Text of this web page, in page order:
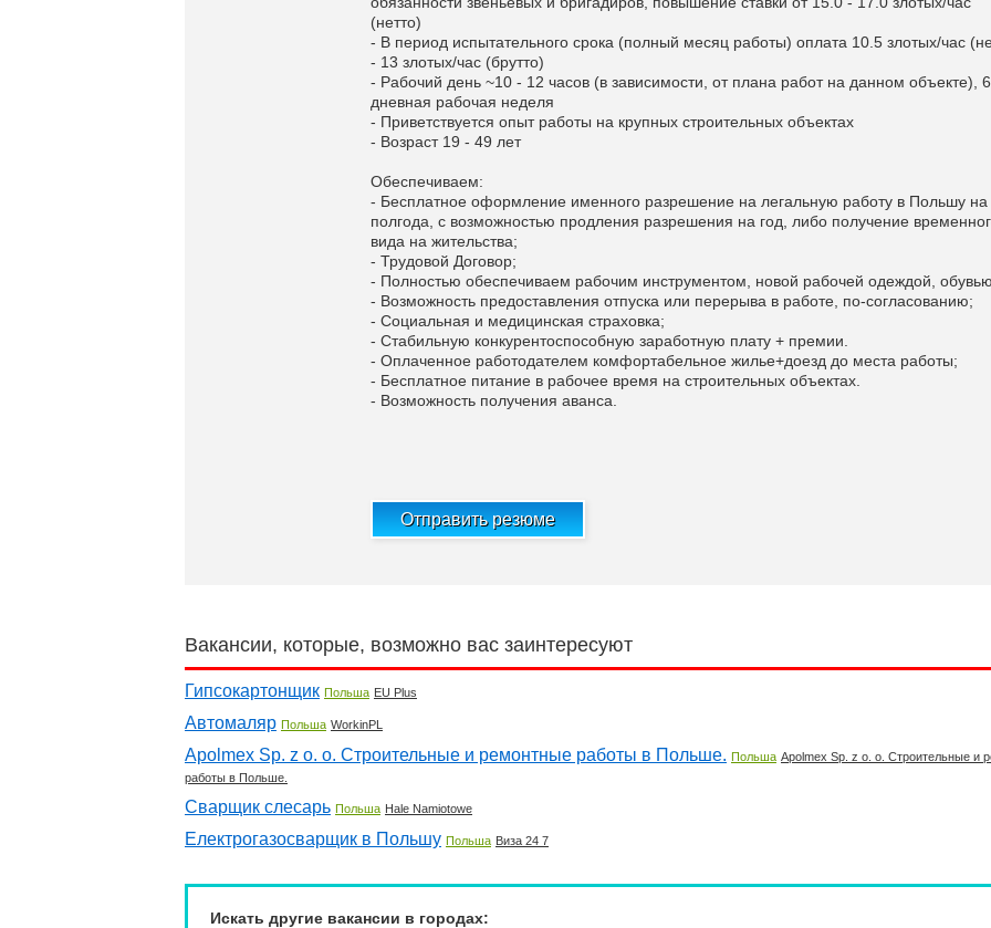
(нетто)
- В период испытательного срока (полный месяц работы) оплата 10.5 злотых/час
- 13 злотых/час (брутто)
- Рабочий день ~10 - 12 часов (в зависимости, от плана работ на данном объекте),
дневная рабочая неделя
- Приветствуется опыт работы на крупных строительных объектах
- Возраст 19 - 49 лет
Обеспечиваем:
- Бесплатное оформление именного разрешение на легальную работу в Польшу на
полгода, с возможностью продления разрешения на год, либо получение
вида на жительства;
- Трудовой Договор;
- Полностью обеспечиваем рабочим инструментом, новой рабочей одеждой,
- Возможность предоставления отпуска или перерыва в работе, по-согласованию;
- Социальная и медицинская страховка;
- Стабильную конкурентоспособную заработную плату + премии.
- Оплаченное работодателем комфортабельное жилье+доезд до места работы;
- Бесплатное питание в рабочее время на строительных объектах.
- Возможность получения аванса.
Отправить резюме
Вакансии, которые, возможно вас заинтересуют
Гипсокартонщик Польша EU Plus
Автомаляр Польша WorkinPL
Apolmex Sp. z o. o. Строительные и ремонтные работы в Польше. Польша Apolmex Sp. z o. o. Строительные и
работы в Польше.
Сварщик слесарь Польша Hale Namiotowe
Електрогазосварщик в Польшу Польша Виза 24 7
Искать другие вакансии в городах: